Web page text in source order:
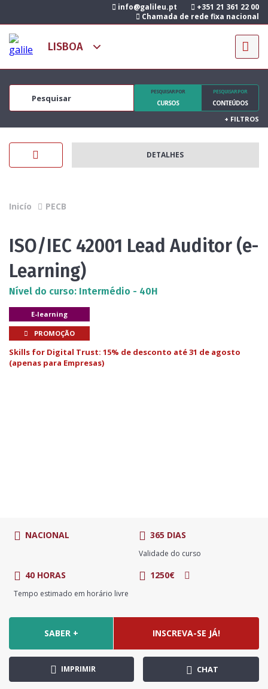
info@galileu.pt
+351 21 361 22 00
Chamada de rede fixa nacional
PESQUISAR POR
CURSOS
PESQUISAR POR
CONTEÚDOS
+ FILTROS
DETALHES
Inicío PECB
ISO/IEC 42001 Lead Auditor (e-
Learning)
Nível do curso: Intermédio - 40H
E-learning
PROMOÇÃO
Skills for Digital Trust: 15% de desconto até 31 de agosto
(apenas para Empresas)
NACIONAL 365 DIAS
Validade do curso
40 HORAS
Tempo estimado em horário livre
1250€
SABER + INSCREVA-SE JÁ!
IMPRIMIR CHAT